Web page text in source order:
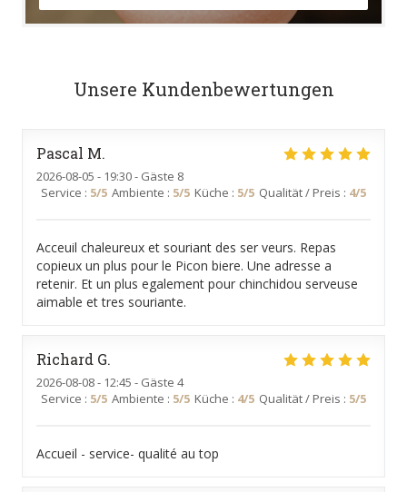
Unsere Kundenbewertungen
Pascal M
2026-08-05 - 19:30 - Gäste 8
Service : 5/5 Ambiente : 5/5 Küche : 5/5 Qualität / Preis : 4/5
Acceuil chaleureux et souriant des ser veurs. Repas
copieux un plus pour le Picon biere. Une adresse a
retenir. Et un plus egalement pour chinchidou serveuse
aimable et tres souriante.
Richard G
2026-08-08- 12:45 - Gäste 4
Service : 5/5 Ambiente : 5/5 Küche : 4/5 Qualität / Preis : 5/5
Accueil - service- qualité au top